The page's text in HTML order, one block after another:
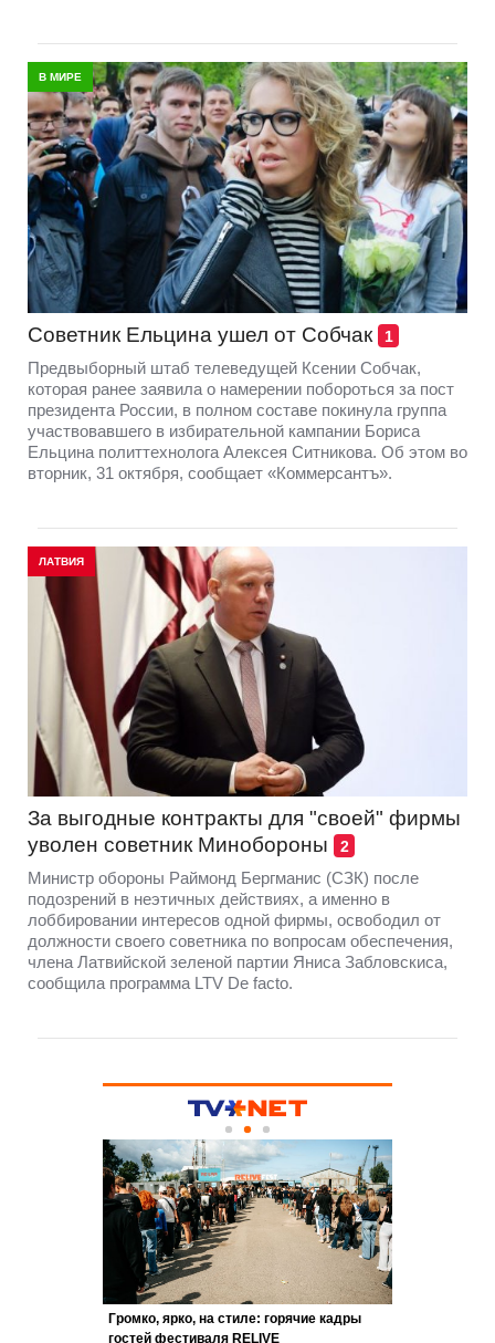
В МИРЕ
Советник Ельцина ушел от Собчак 1
Предвыборный штаб телеведущей Ксении Собчак,
которая ранее заявила о намерении побороться за пост
президента России, в полном составе покинула группа
участвовавшего в избирательной кампании Бориса
Ельцина политтехнолога Алексея Ситникова. Об этом во
вторник, 31 октября, сообщает «Коммерсантъ».
ЛАТВИЯ
За выгодные контракты для "своей" фирмы
уволен советник Минобороны
2
Министр обороны Раймонд Бергманис (СЗК) после
подозрений в неэтичных действиях, а именно в
лоббировании интересов одной фирмы, освободил от
должности своего советника по вопросам обеспечения,
члена Латвийской зеленой партии Яниса Забловскиса,
сообщила программа LTV De facto.